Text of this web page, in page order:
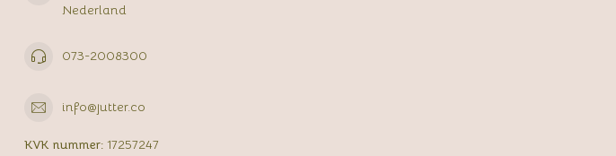
Nederland
073-2008300
info@jutter.co
KVK nummer: 17257247